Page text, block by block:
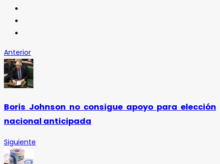
Anterior
Boris Johnson no consigue apoyo para elección
nacional anticipada
Siguiente